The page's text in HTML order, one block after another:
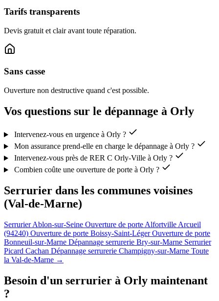
Tarifs transparents
Devis gratuit et clair avant toute réparation.
Sans casse
Ouverture non destructive quand c'est possible.
Vos questions sur le dépannage à Orly
Intervenez-vous en urgence à Orly ?
Mon assurance prend-elle en charge le dépannage à Orly ?
Intervenez-vous près de RER C Orly-Ville à Orly ?
Combien coûte une ouverture de porte à Orly ?
Serrurier dans les communes voisines
(Val-de-Marne)
Serrurier Ablon-sur-Seine Ouverture de porte Alfortville Arcueil
(94240) Ouverture de porte Boissy-Saint-LégerOuverture de porte
Bonneuil-sur-Marne Dépannage serrurerie Bry-sur-Marne Serrurier
Picard Cachan Dépannage serrurerie Champigny-sur-Marne Toute
la Val-de-Marne →
Besoin d'un serrurier à Orly maintenant
?